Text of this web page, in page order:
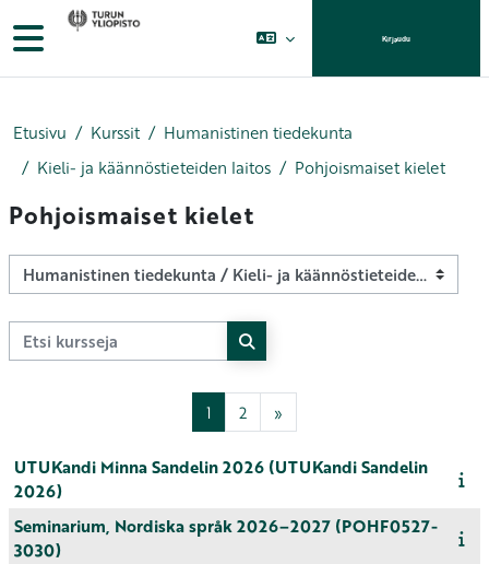
Siirry pääsisältöön
Sivupaneeli Kirjaudu
Etusivu Kurssit
Humanistinen tiedekunta
Kieli- ja käännöstieteiden laitos
Pohjoismaiset kielet
Pohjoismaiset kielet
Kurssikategoriat
Etsi kursseja
Etsi kursseja
1 Sivu 1
2Sivu 2
»
UTUKandi Minna Sandelin 2026 (UTUKandi Sandelin
2026)
Seminarium, Nordiska språk 2026–2027 (POHF0527-
3030)